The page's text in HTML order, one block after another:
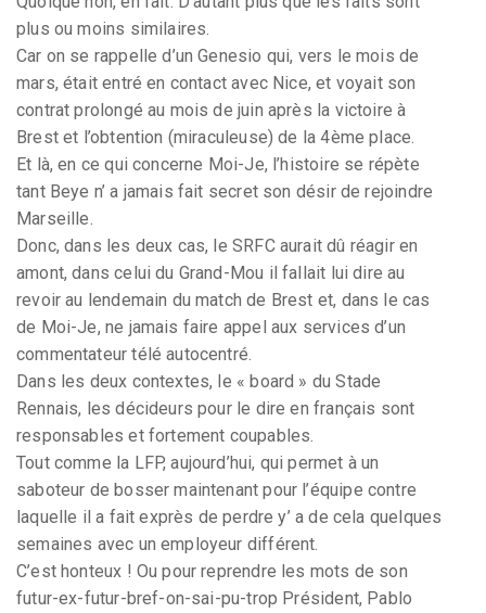
plus ou moins similaires.
Car on se rappelle d’un Genesio qui, vers le mois de
mars, était entré en contact avec Nice, et voyait son
contrat prolongé au mois de juin après la victoire à
Brest et l’obtention (miraculeuse) de la 4ème place.
Et là, en ce qui concerne Moi-Je, l’histoire se répète
tant Beye n’ a jamais fait secret son désir de rejoindre
Marseille.
Donc, dans les deux cas, le SRFC aurait dû réagir en
amont, dans celui du Grand-Mou il fallait lui dire au
revoir au lendemain du match de Brest et, dans le cas
de Moi-Je, ne jamais faire appel aux services d’un
commentateur télé autocentré.
Dans les deux contextes, le « board » du Stade
Rennais, les décideurs pour le dire en français sont
responsables et fortement coupables.
Tout comme la LFP, aujourd’hui, qui permet à un
saboteur de bosser maintenant pour l’équipe contre
laquelle il a fait exprès de perdre y’ a de cela quelques
semaines avec un employeur différent.
C’est honteux ! Ou pour reprendre les mots de son
futur-ex-futur-bref-on-sai-pu-trop Président, Pablo